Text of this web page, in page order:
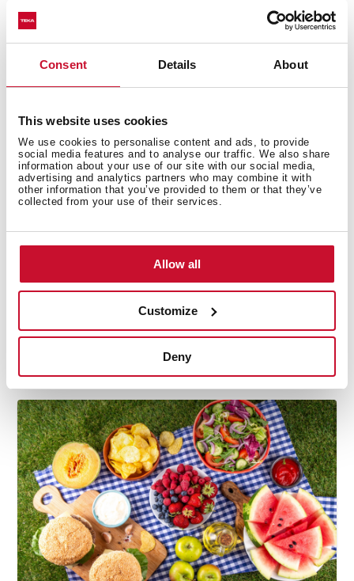
Consent Details About
This website uses cookies
We use cookies to personalise content and ads, to provide
social media features and to analyse our traffic. We also share
information about your use of our site with our social media,
advertising and analytics partners who may combine it with
other information that you’ve provided to them or that they’ve
collected from your use of their services.
Allow all
Customize
Deny
camarero de forma verbal y educada que no deseas
más. Cuando termines de comer, no empujes el plato.
A la hora de dirigirte a otro comensal hazlo con untono
deberías esperar a la tertulia posterior. Lo ideal es
Con todas estasnormas de conductabásicas estás
preparado para afrontar cualquier tipo de evento que
se te plantee en tuvida social. ¿Te has visto en alguna
incómodo por no conocer este protocolo para una
relacionados